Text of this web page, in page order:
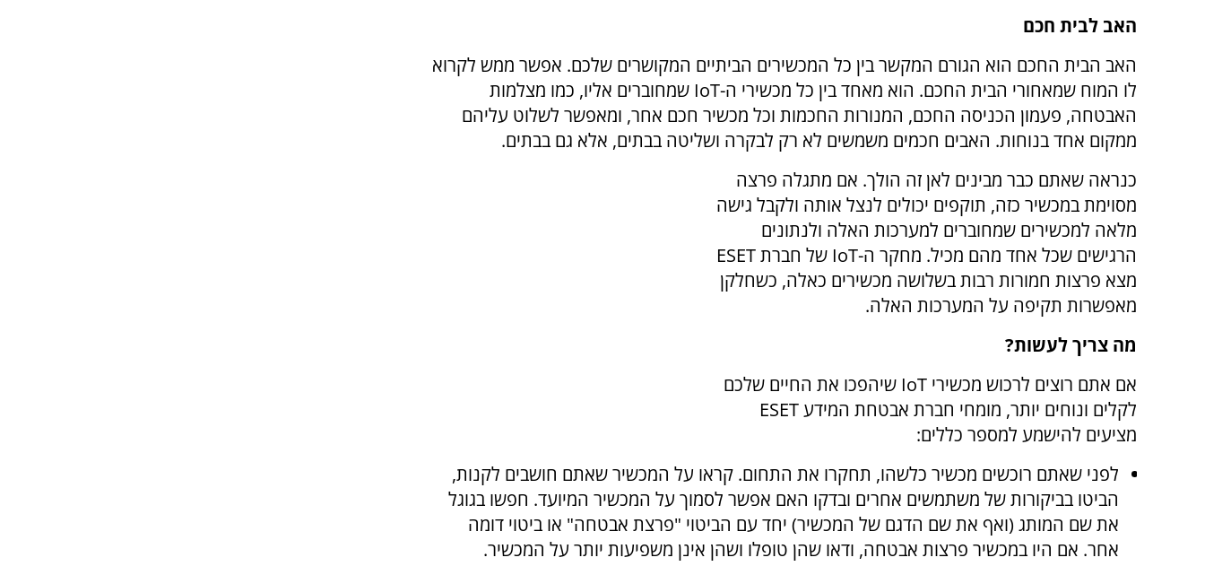
האב לבית חכם
האב הבית החכם הוא הגורם המקשר בין כל המכשירים הביתיים המקושרים שלכם. אפשר ממש לקרוא
לו המוח שמאחורי הבית החכם. הוא מאחד בין כל מכשירי ה-IoT שמחוברים אליו, כמו מצלמות
האבטחה, פעמון הכניסה החכם, המנורות החכמות וכל מכשיר חכם אחר, ומאפשר לשלוט עליהם
ממקום אחד בנוחות. האבים חכמים משמשים לא רק לבקרה ושליטה בבתים, אלא גם בבתים.
כנראה שאתם כבר מבינים לאן זה הולך. אם מתגלה פרצה
מסוימת במכשיר כזה, תוקפים יכולים לנצל אותה ולקבל גישה
מלאה למכשירים שמחוברים למערכות האלה ולנתונים
הרגישים שכל אחד מהם מכיל. מחקר ה-IoT של חברת ESET
מצא פרצות חמורות רבות בשלושה מכשירים כאלה, כשחלקן
מאפשרות תקיפה על המערכות האלה.
מה צריך לעשות?
אם אתם רוצים לרכוש מכשירי IoT שיהפכו את החיים שלכם
לקלים ונוחים יותר, מומחי חברת אבטחת המידע ESET
מציעים להישמע למספר כללים:
לפני שאתם רוכשים מכשיר כלשהו, תחקרו את התחום. קראו על המכשיר שאתם חושבים לקנות,
הביטו בביקורות של משתמשים אחרים ובדקו האם אפשר לסמוך על המכשיר המיועד. חפשו בגוגל
את שם המותג (ואף את שם הדגם של המכשיר) יחד עם הביטוי "פרצת אבטחה" או ביטוי דומה
אחר. אם היו במכשיר פרצות אבטחה, ודאו שהן טופלו ושהן אינן משפיעות יותר על המכשיר.